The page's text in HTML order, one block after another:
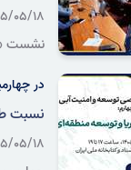
۱۴۰۵/۰۵/۱۸ -
نشست
در
نسبت
۱۴۰۵/۰۵/۱۸ -